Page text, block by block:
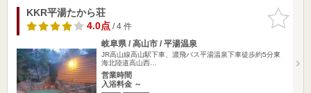
お気に入
りに追加
KKR平湯たから荘
4.0点/ 4 件
岐阜県 / 高山市 / 平湯温泉
JR高山線高山駅下車、濃飛バス平湯温泉下車徒歩約5分東
海北陸道高山西…
営業時間
入浴料金 ～